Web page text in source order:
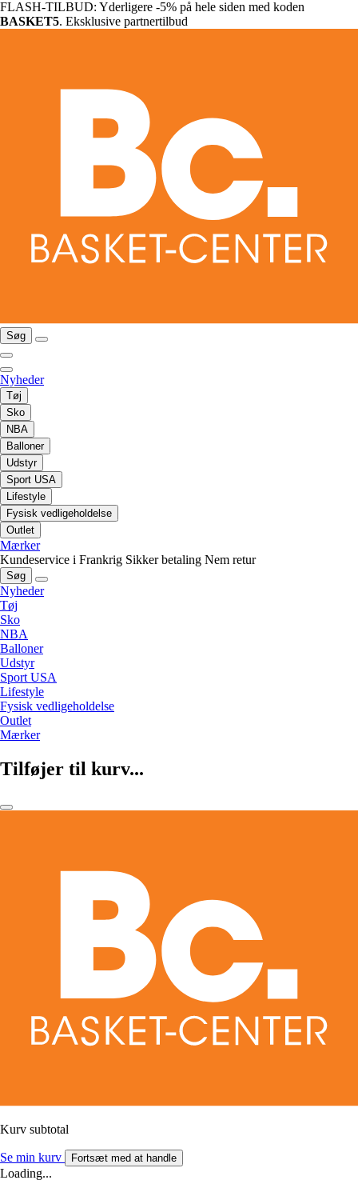
FLASH-TILBUD: Yderligere -5% på hele siden med koden
BASKET5. Eksklusive partnertilbud
Søg
Nyheder
Tøj
Sko
NBA
Balloner
Udstyr
Sport USA
Lifestyle
Fysisk vedligeholdelse
Outlet
Mærker
Kundeservice i Frankrig Sikker betaling Nem retur
Søg
Nyheder
Tøj
Sko
NBA
Balloner
Udstyr
Sport USA
Lifestyle
Fysisk vedligeholdelse
Outlet
Mærker
Tilføjer til kurv...
Kurv subtotal
Se min kurv Fortsæt med at handle
Loading...